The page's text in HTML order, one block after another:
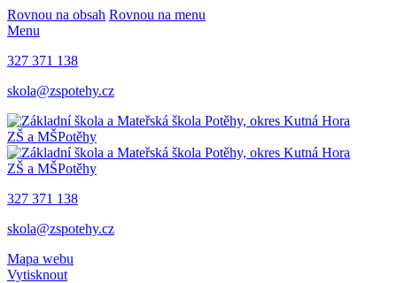
Rovnou na obsah Rovnou na menu
Menu
327 371 138
skola@zspotehy.cz
ZŠ a MŠPotěhy
ZŠ a MŠPotěhy
327 371 138
skola@zspotehy.cz
Mapa webu
Vytisknout